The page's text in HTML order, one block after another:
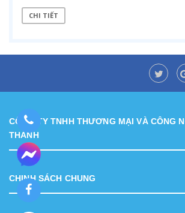
CHI TIẾT
CÔNG TY TNHH THƯƠNG MẠI VÀ CÔNG
THÀNH
CHINH SÁCH CHUNG